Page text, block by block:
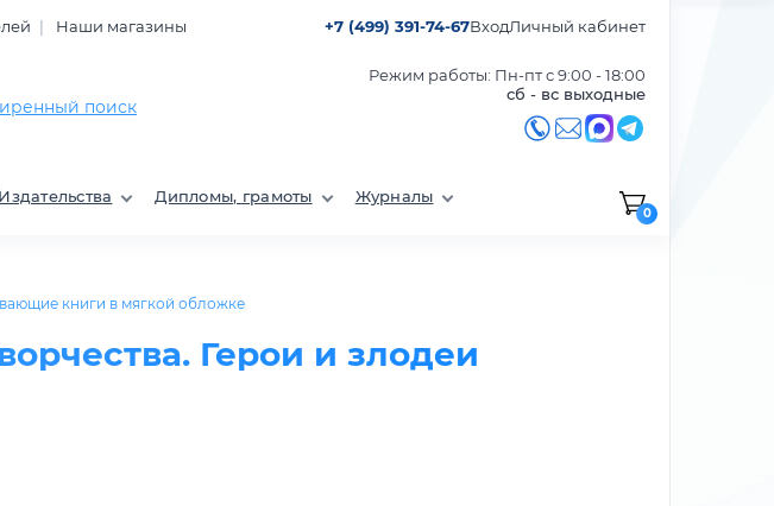
Наши магазины +7 (499) 391-74-67ВходЛичный кабинет
поиск
Режим работы: Пн-пт с 9:00 - 18:00
сб - вс выходные
Дипломы, грамоты Журналы
0
книги в мягкой обложке
Герои и злодеи